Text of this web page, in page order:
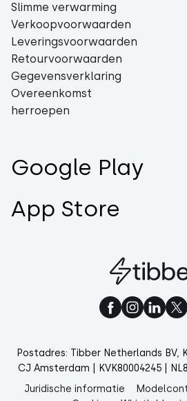
Slimme verwarming
Verkoopvoorwaarden
Leveringsvoorwaarden
Retourvoorwaarden
Gegevensverklaring
Overeenkomst
herroepen
Google Play
App Store
Postadres: Tibber Netherlands BV,
CJ Amsterdam | KVK80004245 |
Juridische informatie